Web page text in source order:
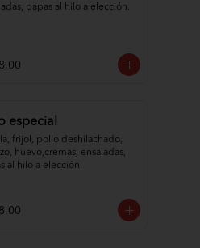
papas al hilo a elección.
especial
frijol, pollo deshilachado,
huevo,cremas, ensaladas,
al hilo a elección.